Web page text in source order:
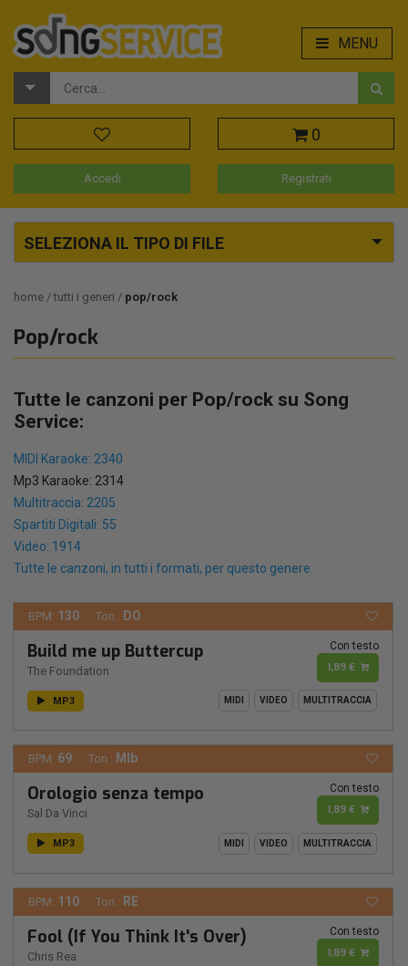
MENU
0
Accedi Registrati
SELEZIONA IL TIPO DI FILE
home tutti i generi pop/rock
Pop/rock
Tutte le canzoni per Pop/rock su Song
Service:
MIDI Karaoke: 2340
Mp3 Karaoke: 2314
Multitraccia: 2205
Spartiti Digitali: 55
Video: 1914
Tutte le canzoni, in tutti i formati, per questo genere.
BPM: 130 Ton.: DO
Build me up Buttercup
The Foundation
Con testo
1,89 €
MP3 MIDI VIDEO MULTITRACCIA
BPM: 69 Ton.: MIb
Orologio senza tempo
Sal Da Vinci
Con testo
1,89 €
MP3 MIDI VIDEO MULTITRACCIA
BPM: 110 Ton.: RE
Fool (If You Think It's Over)
Chris Rea
Con testo
1,89 €